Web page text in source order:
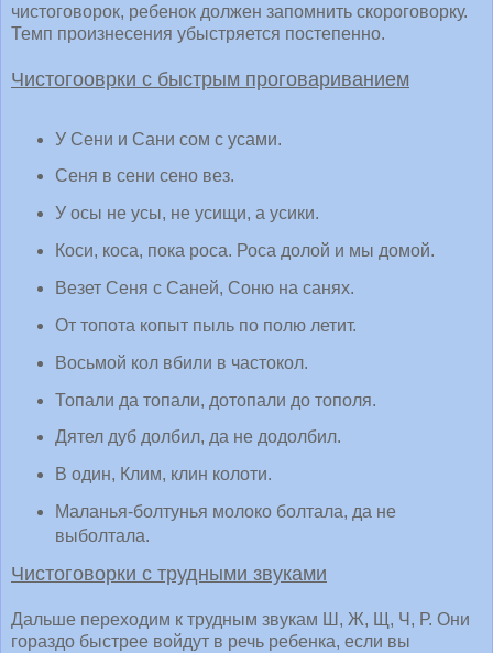
чистоговорок, ребенок должен запомнить скороговорку.
Темп произнесения убыстряется постепенно.
Чистогооврки с быстрым проговариванием
У Сени и Сани сом с усами.
Сеня в сени сено вез.
У осы не усы, не усищи, а усики.
Коси, коса, пока роса. Роса долой и мы домой.
Везет Сеня с Саней, Соню на санях.
От топота копыт пыль по полю летит.
Восьмой кол вбили в частокол.
Топали да топали, дотопали до тополя.
Дятел дуб долбил, да не додолбил.
В один, Клим, клин колоти.
Маланья-болтунья молоко болтала, да не
выболтала.
Чистоговорки с трудными звуками
Дальше переходим к трудным звукам Ш, Ж, Щ, Ч, Р. Они
гораздо быстрее войдут в речь ребенка, если вы